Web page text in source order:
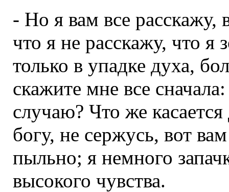
- Но я вам все
что я не расскажу, что я
только в упадке духа,
скажите мне все
случаю? Что же
богу, не сержусь, вот
пыльно; я немного
высокого чувства.